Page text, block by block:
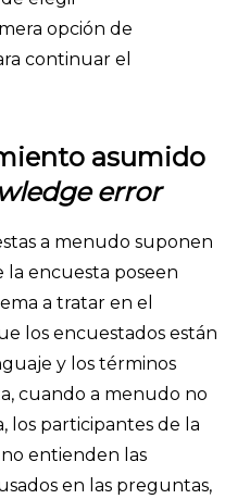
opción de
continuar el
asumido
error
a menudo suponen
la encuesta poseen
a tratar en el
los encuestados están
y los términos
cuando a menudo no
los participantes de la
entienden las
en las preguntas,